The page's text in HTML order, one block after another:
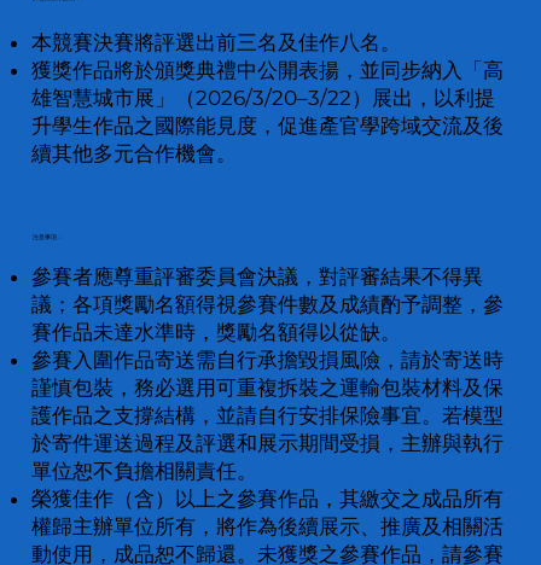
本競賽決賽將評選出前三名及佳作八名。
獲獎作品將於頒獎典禮中公開表揚，並同步納入「高
雄智慧城市展」（2026/3/20–3/22）展出，以利提
升學生作品之國際能見度，促進產官學跨域交流及後
續其他多元合作機會。
注意事項：
參賽者應尊重評審委員會決議，對評審結果不得異
議；各項獎勵名額得視參賽件數及成績酌予調整，參
賽作品未達水準時，獎勵名額得以從缺。
參賽入圍作品寄送需自行承擔毀損風險，請於寄送時
謹慎包裝，務必選用可重複拆裝之運輸包裝材料及保
護作品之支撐結構，並請自行安排保險事宜。若模型
於寄件運送過程及評選和展示期間受損，主辦與執行
單位恕不負擔相關責任。
榮獲佳作（含）以上之參賽作品，其繳交之成品所有
權歸主辦單位所有，將作為後續展示、推廣及相關活
動使用，成品恕不歸還。未獲獎之參賽作品，請參賽